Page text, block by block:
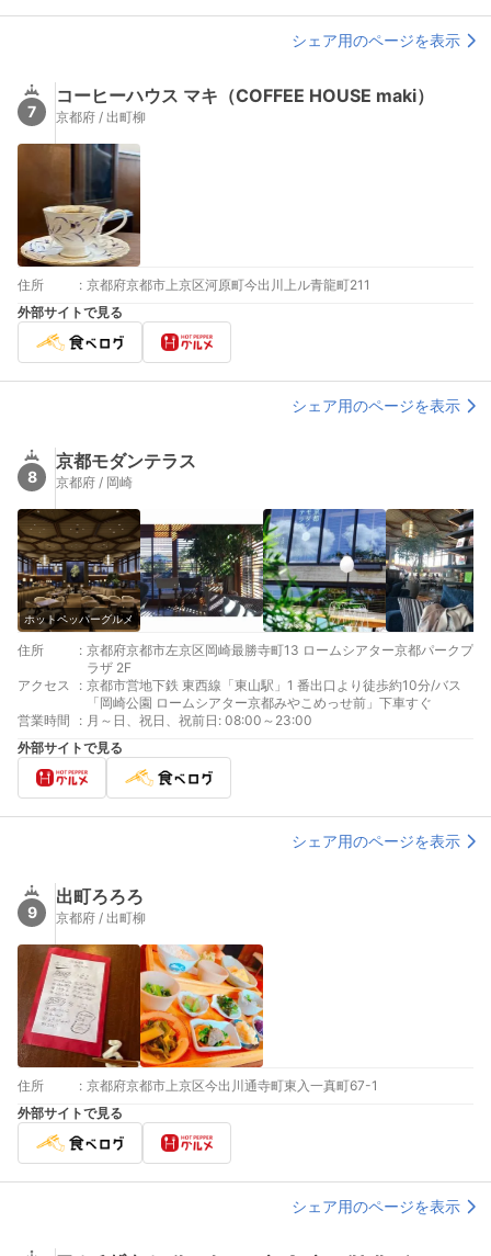
シェア用のページを表示
7
コーヒーハウス マキ（COFFEE HOUSE maki）
京都府 / 出町柳
住所 : 京都府京都市上京区河原町今出川上ル青龍町211
外部サイトで見る
シェア用のページを表示
8
京都モダンテラス
京都府 / 岡崎
ホットペッパーグルメ
住所 : 京都府京都市左京区岡崎最勝寺町13 ロームシアター京都パークプ
ラザ 2F
アクセス
: 京都市営地下鉄 東西線「東山駅」1 番出口より徒歩約10分/バス
「岡崎公園 ロームシアター京都みやこめっせ前」下車すぐ
営業時間
: 月～日、祝日、祝前日: 08:00～23:00
外部サイトで見る
シェア用のページを表示
9
出町ろろろ
京都府 / 出町柳
住所 : 京都府京都市上京区今出川通寺町東入一真町67-1
外部サイトで見る
シェア用のページを表示